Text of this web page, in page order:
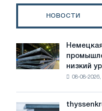
технологий
НОВОСТИ
Немецкая
сталелитейная
промышленность
предупреждает:
низкий
08-08-2026,
thyssenkrupp